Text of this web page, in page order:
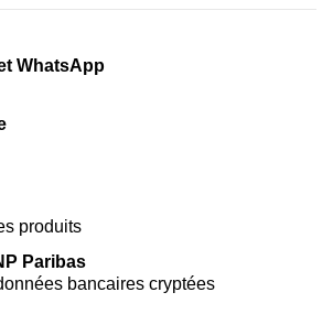
WhatsApp
produits
Paribas
bancaires cryptées